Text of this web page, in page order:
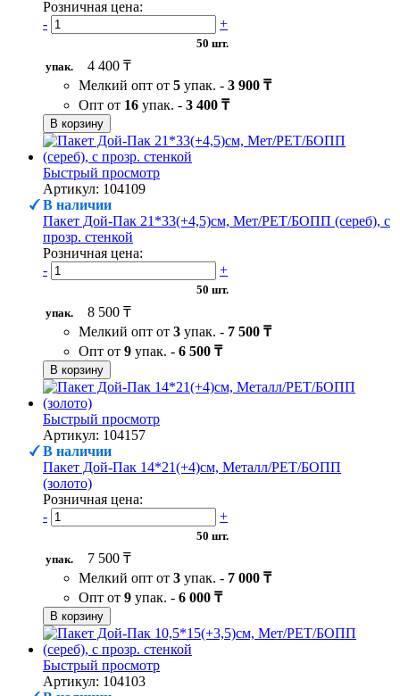
Розничная цена:
-
+
50 шт.
упак.
4 400 ₸
Мелкий опт от 5 упак. - 3 900 ₸
Опт от 16 упак. - 3 400 ₸
В корзину
Быстрый просмотр
Артикул: 104109
В наличии
Пакет Дой-Пак 21*33(+4,5)см, Мет/PET/БОПП (сереб), с
прозр. стенкой
Розничная цена:
-
+
50 шт.
упак.
8 500 ₸
Мелкий опт от 3 упак. - 7 500 ₸
Опт от 9 упак. - 6 500 ₸
В корзину
Быстрый просмотр
Артикул: 104157
В наличии
Пакет Дой-Пак 14*21(+4)см, Металл/PET/БОПП
(золото)
Розничная цена:
-
+
50 шт.
упак.
7 500 ₸
Мелкий опт от 3 упак. - 7 000 ₸
Опт от 9 упак. - 6 000 ₸
В корзину
Быстрый просмотр
Артикул: 104103